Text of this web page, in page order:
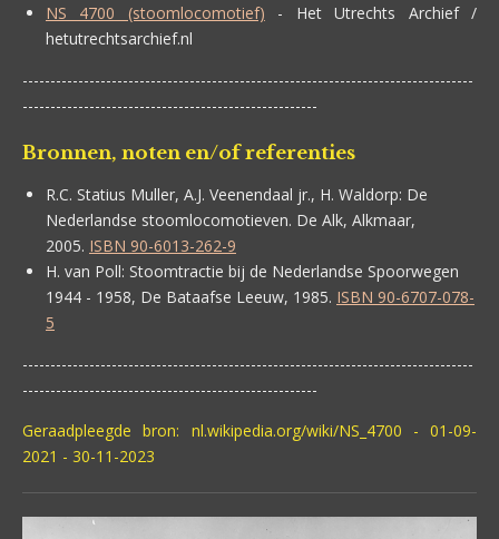
NS 4700 (stoomlocomotief) - Het Utrechts Archief /
hetutrechtsarchief.nl
---------------------------------------------------------------------------------
-----------------------------------------------------
Bronnen, noten en/of referenties
R.C. Statius Muller, A.J. Veenendaal jr., H. Waldorp: De
Nederlandse stoomlocomotieven. De Alk, Alkmaar,
2005. ISBN 90-6013-262-9
H. van Poll: Stoomtractie bij de Nederlandse Spoorwegen
1944 - 1958, De Bataafse Leeuw, 1985. ISBN 90-6707-078-
5
---------------------------------------------------------------------------------
-----------------------------------------------------
Geraadpleegde bron: nl.wikipedia.org/wiki/NS_4700 - 01-09-
2021 - 30-11-2023